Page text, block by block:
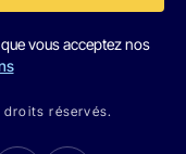
vous acceptez nos
réservés.